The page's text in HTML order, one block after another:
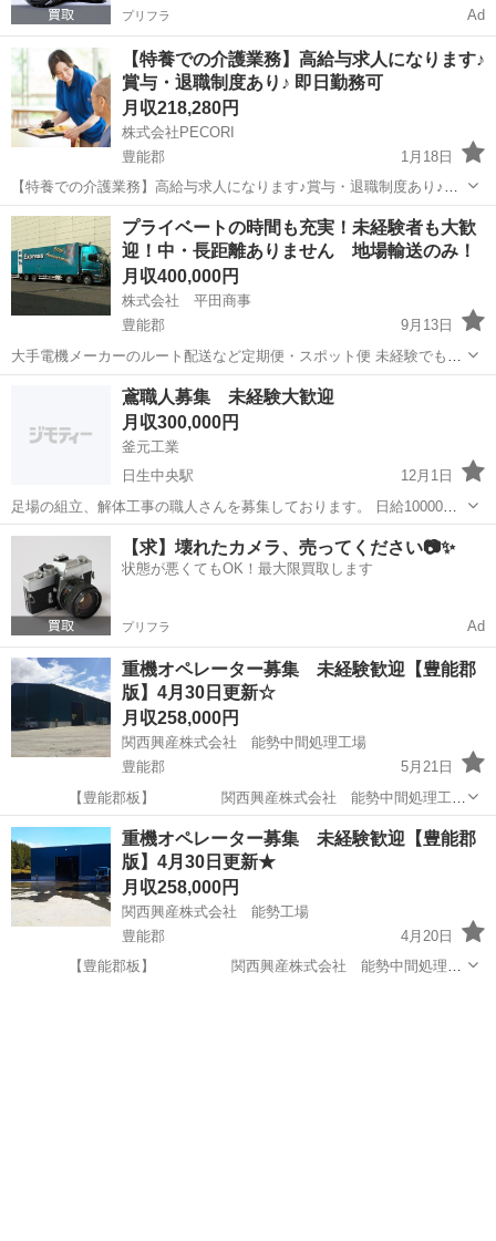
プリフラ Ad
【特養での介護業務】高給与求人になります♪
賞与・退職制度あり♪ 即日勤務可
月収218,280円
株式会社PECORI
豊能郡
1月18日
【特養での介護業務】高給与求人になります♪賞与・退職制度あり♪問
い合わせは、こちらのURLからお願いします。 https://choice-
job.com/detail/952730 特養での介護業務 介護老人保健...
大阪 豊能郡 介護士 業務
プライベートの時間も充実！未経験者も大歓
迎！中・長距離ありません 地場輸送のみ！
月収400,000円
株式会社 平田商事
豊能郡
9月13日
大手電機メーカーのルート配送など定期便・スポット便 未経験でも大
丈夫です 中型・大型免許も入社後の取得も可能です 働き方はあなた次
第！ 曜日・時間も相談可能です！ まずはメールで気軽にお問い合わせ
ドライバー
鳶職人募集 未経験大歓迎
月収300,000円
釜元工業
日生中央駅
12月1日
足場の組立、解体工事の職人さんを募集しております。 日給10000～
18000 気軽に連絡して下さい！
大阪 豊能郡 日生中央駅
【求】壊れたカメラ、売ってください📷✨
状態が悪くてもOK！最大限買取します
プリフラ Ad
重機オペレーター募集 未経験歓迎【豊能郡
版】4月30日更新☆
月収258,000円
関西興産株式会社 能勢中間処理工場
豊能郡
5月21日
【豊能郡板】 関西興産株式会社 能勢中間処理工場
重機オペレーター募集 №-01 【求人詳細】 能勢工場内
での重機オペレーター 建築建設現場から排出される...
大阪 豊能郡 その他
重機オペレーター募集 未経験歓迎【豊能郡
版】4月30日更新★
月収258,000円
関西興産株式会社 能勢工場
豊能郡
4月20日
【豊能郡板】 関西興産株式会社 能勢中間処理工